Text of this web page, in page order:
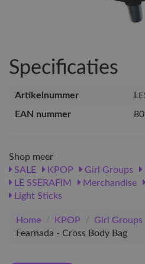
Specificaties
Artikelnummer
EAN nummer
Shop meer
SALE
KPOP Girl Groups
LE SSERAFIM
Merchandise
Light Sticks
Home / KPOP / Girl Groups
Fearnada - Cross Body Bag